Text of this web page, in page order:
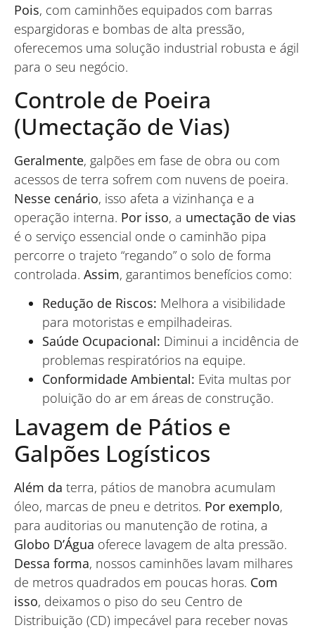
Pois, com caminhões equipados com barras
espargidoras e bombas de alta pressão,
oferecemos uma solução industrial robusta e ágil
para o seu negócio.
Controle de Poeira
(Umectação de Vias)
Geralmente, galpões em fase de obra ou com
acessos de terra sofrem com nuvens de poeira.
Nesse cenário, isso afeta a vizinhança e a
operação interna. Por isso, a umectação de vias
é o serviço essencial onde o caminhão pipa
percorre o trajeto “regando” o solo de forma
controlada. Assim, garantimos benefícios como:
Redução de Riscos: Melhora a visibilidade
para motoristas e empilhadeiras.
Saúde Ocupacional: Diminui a incidência de
problemas respiratórios na equipe.
Conformidade Ambiental: Evita multas por
poluição do ar em áreas de construção.
Lavagem de Pátios e
Galpões Logísticos
Além da terra, pátios de manobra acumulam
óleo, marcas de pneu e detritos. Por exemplo,
para auditorias ou manutenção de rotina, a
Globo D’Água oferece lavagem de alta pressão.
Dessa forma, nossos caminhões lavam milhares
de metros quadrados em poucas horas. Com
isso, deixamos o piso do seu Centro de
Distribuição (CD) impecável para receber novas